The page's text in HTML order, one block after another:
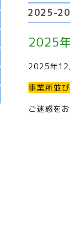
2025-
2025
2025年12
事業所並
ご迷惑を